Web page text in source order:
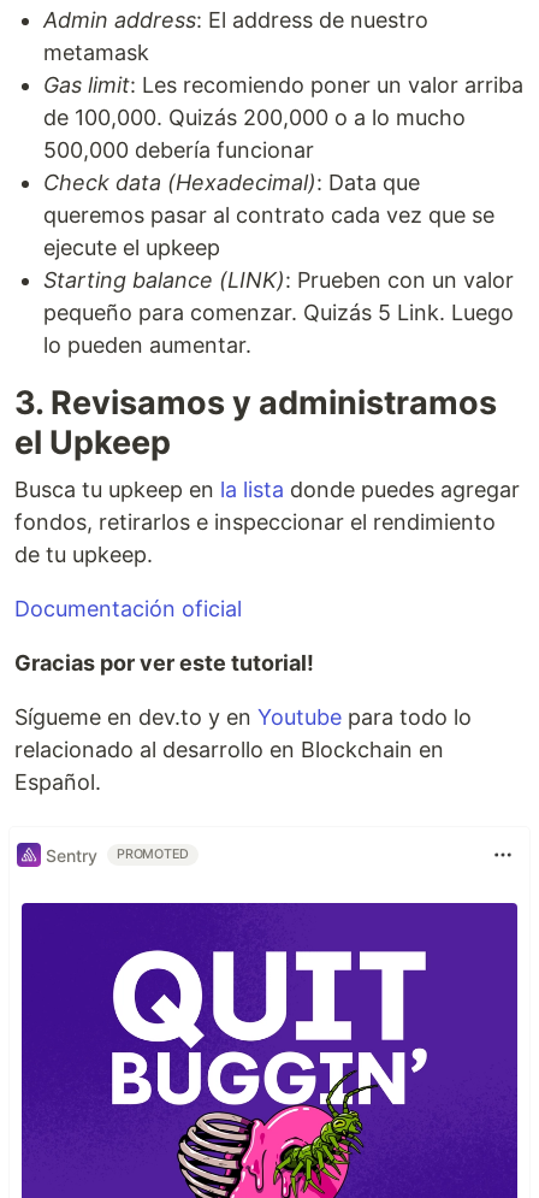
Admin address: El address de nuestro
metamask
Gas limit: Les recomiendo poner un valor arriba
de 100,000. Quizás 200,000 o a lo mucho
500,000 debería funcionar
Check data (Hexadecimal): Data que
queremos pasar al contrato cada vez que se
ejecute el upkeep
Starting balance (LINK): Prueben con un valor
pequeño para comenzar. Quizás 5 Link. Luego
lo pueden aumentar.
3. Revisamos y administramos
el Upkeep
Busca tu upkeep en la lista donde puedes agregar
fondos, retirarlos e inspeccionar el rendimiento
de tu upkeep.
Documentación oficial
Gracias por ver este tutorial!
Sígueme en dev.to y en Youtube para todo lo
relacionado al desarrollo en Blockchain en
Español.
Sentry PROMOTED